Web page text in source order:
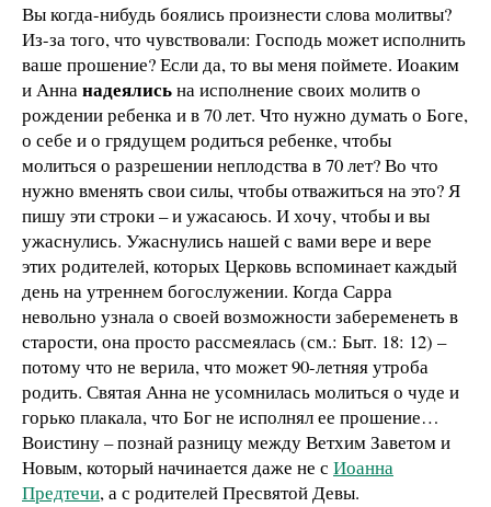
Вы когда-нибудь боялись произнести слова молитвы?
Из-за того, что чувствовали: Господь может исполнить
ваше прошение? Если да, то вы меня поймете. Иоаким
и Аннанадеялисьна исполнение своих молитв о
рождении ребенка и в 70 лет. Что нужно думать о Боге,
о себе и о грядущем родиться ребенке, чтобы
молиться о разрешении неплодства в 70 лет? Во что
нужно вменять свои силы, чтобы отважиться на это? Я
пишу эти строки – и ужасаюсь. И хочу, чтобы и вы
ужаснулись. Ужаснулись нашей с вами вере и вере
этих родителей, которых Церковь вспоминает каждый
день на утреннем богослужении. Когда Сарра
невольно узнала о своей возможности забеременеть в
старости, она просто рассмеялась (см.: Быт. 18: 12) –
потому что не верила, что может 90-летняя утроба
родить. Святая Анна не усомнилась молиться о чуде и
горько плакала, что Бог не исполнял ее прошение…
Воистину – познай разницу между Ветхим Заветом и
Новым, который начинается даже не с Иоанна
Предтечи, а с родителей Пресвятой Девы.